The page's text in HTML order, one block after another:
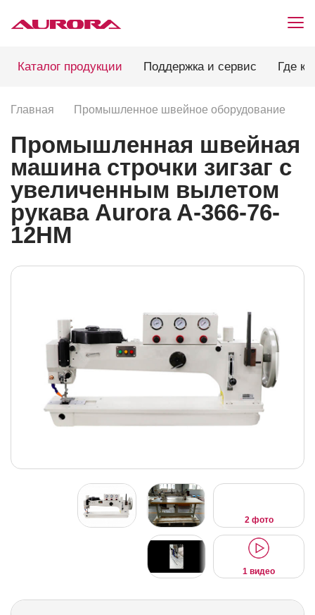
Каталог продукции Поддержка и сервис Где
Главная Промышленное швейное оборудование
Промышленная швейная
машина строчки зигзаг с
увеличенным вылетом
рукава Aurora A-366-76-
12HM
2 фото
1 видео